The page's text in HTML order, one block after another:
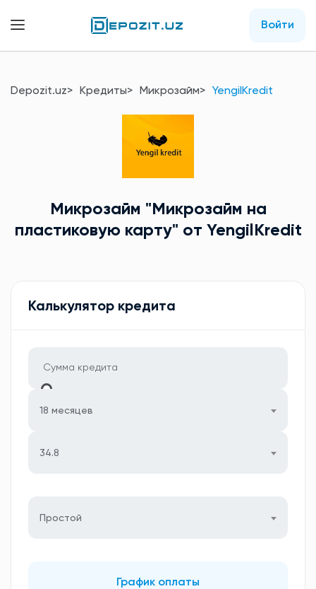
Войти
Depozit.uz Кредиты Микрозайм YengilKredit
Микрозайм "Микрозайм на
пластиковую карту" от YengilKredit
Калькулятор кредита
18 месяцев
34.8
Простой
График оплаты